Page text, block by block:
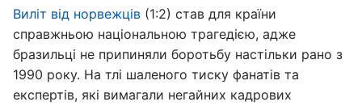
Виліт від норвежців (1:2) став для країни
справжньою національною трагедією, адже
бразильці не припиняли боротьбу настільки рано з
1990 року. На тлі шаленого тиску фанатів та
експертів, які вимагали негайних кадрових